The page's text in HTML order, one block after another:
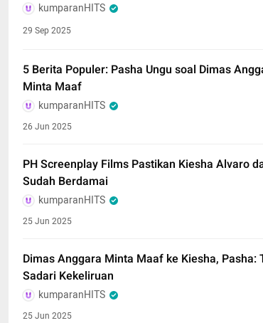
kumparanHITS
29 Sep 2025
5 Berita Populer: Pasha Ungu soal Dimas
Minta Maaf
kumparanHITS
26 Jun 2025
PH Screenplay Films Pastikan Kiesha Alvaro
Sudah Berdamai
kumparanHITS
25 Jun 2025
Dimas Anggara Minta Maaf ke Kiesha, Pasha:
Sadari Kekeliruan
kumparanHITS
25 Jun 2025